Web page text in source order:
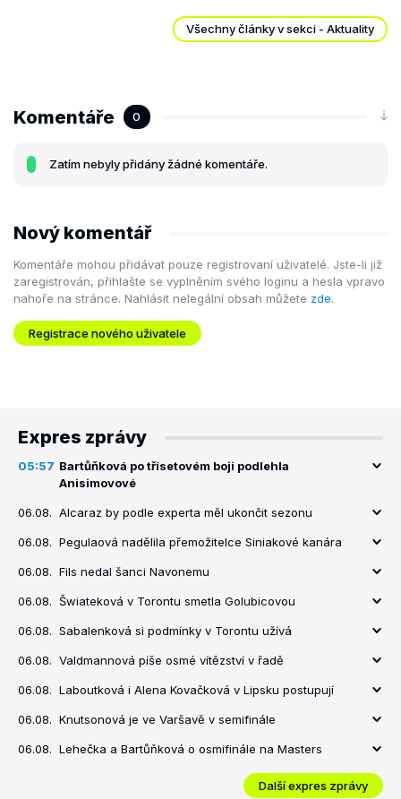
Všechny články v sekci - Aktuality
Komentáře 0
Zatím nebyly přidány žádné komentáře.
Nový komentář
Komentáře mohou přidávat pouze registrovaní uživatelé. Jste-li již
zaregistrován, přihlašte se vyplněním svého loginu a hesla vpravo
nahoře na stránce. Nahlásit nelegální obsah můžete zde.
Registrace nového uživatele
Expres zprávy
05:57 Bartůňková po třísetovém boji podlehla
Anisimovové
06.08. Alcaraz by podle experta měl ukončit sezonu
06.08. Pegulaová nadělila přemožitelce Siniakové kanára
06.08. Fils nedal šanci Navonemu
06.08. Šwiateková v Torontu smetla Golubicovou
06.08. Sabalenková si podmínky v Torontu užívá
06.08. Valdmannová píše osmé vítězství v řadě
06.08. Laboutková i Alena Kovačková v Lipsku postupují
06.08. Knutsonová je ve Varšavě v semifinále
06.08. Lehečka a Bartůňková o osmifinále na Masters
Další expres zprávy